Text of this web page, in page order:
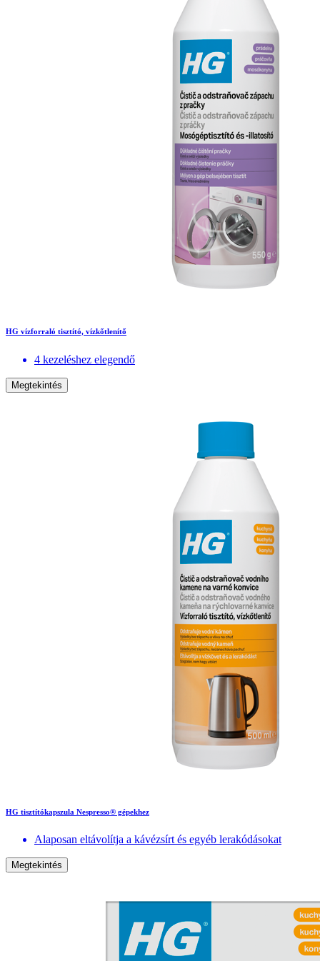
HG vízforraló tisztító, vízkőtlenítő
4 kezeléshez elegendő
Megtekintés
HG tisztítókapszula Nespresso® gépekhez
Alaposan eltávolítja a kávézsírt és egyéb lerakódásokat
Megtekintés